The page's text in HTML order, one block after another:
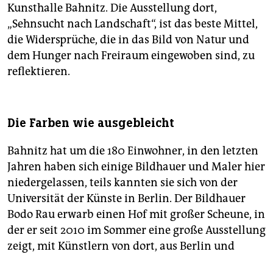
Kunsthalle Bahnitz. Die Ausstellung dort,
„Sehnsucht nach Landschaft“, ist das beste Mittel,
die Widersprüche, die in das Bild von Natur und
dem Hunger nach Freiraum eingewoben sind, zu
reflektieren.
Die Farben wie ausgebleicht
Bahnitz hat um die 180 Einwohner, in den letzten
Jahren haben sich einige Bildhauer und Maler hier
niedergelassen, teils kannten sie sich von der
Universität der Künste in Berlin. Der Bildhauer
Bodo Rau erwarb einen Hof mit großer Scheune, in
der er seit 2010 im Sommer eine große Ausstellung
zeigt, mit Künstlern von dort, aus Berlin und